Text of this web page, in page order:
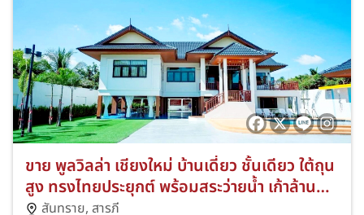
ขาย พูลวิลล่า เชียงใหม่ บ้านเดี่ยว ชั้นเดียว ใต้ถุน
สูง ทรงไทยประยุกต์ พร้อมสระว่ายน้ำ เก้าล้านพูล
วิลล่า ใกล้เทศบาลสันทราย สารภี Pool Villa
สันทราย, สารภี